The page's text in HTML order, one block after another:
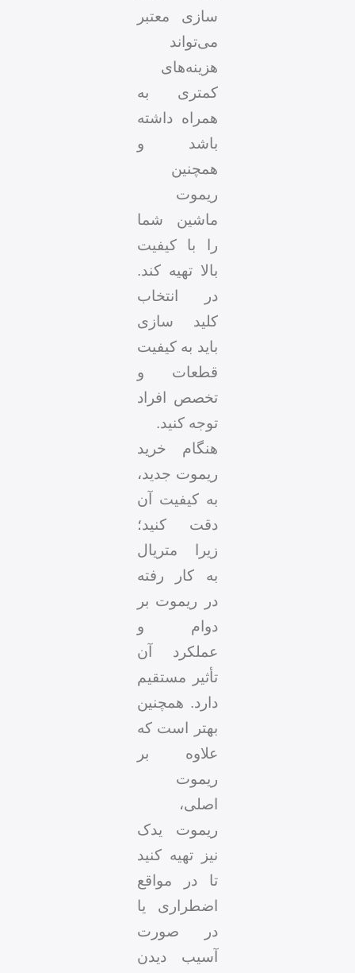
سازی معتبر
می‌تواند
هزینه‌های
کمتری به
همراه داشته
باشد و
همچنین
ریموت
ماشین شما
را با کیفیت
بالا تهیه کند.
در انتخاب
کلید سازی
باید به کیفیت
قطعات و
تخصص افراد
توجه کنید.
هنگام خرید
ریموت جدید،
به کیفیت آن
دقت کنید؛
زیرا متریال
به کار رفته
در ریموت بر
دوام و
عملکرد آن
تأثیر مستقیم
دارد. همچنین
بهتر است که
علاوه بر
ریموت
اصلی،
ریموت یدک
نیز تهیه کنید
تا در مواقع
اضطراری یا
در صورت
آسیب دیدن